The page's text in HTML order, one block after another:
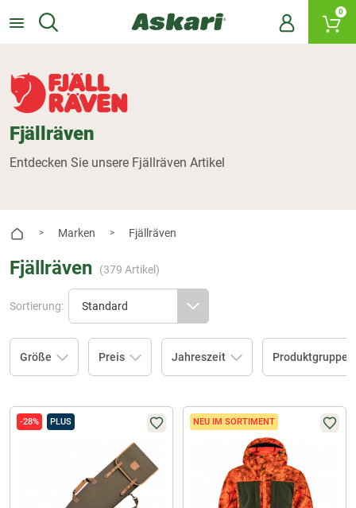
0
Fjällräven
Entdecken Sie unsere Fjällräven Artikel
> Marken > Fjällräven
Fjällräven (379 Artikel)
Sortierung:
Größe Preis Jahreszeit Produktgruppe
-28% PLUS NEU IM SORTIMENT